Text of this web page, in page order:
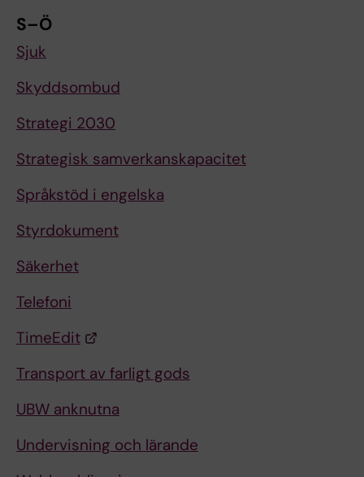
S–Ö
Sjuk
Skyddsombud
Strategi 2030
Strategisk samverkanskapacitet
Språkstöd i engelska
Styrdokument
Säkerhet
Telefoni
TimeEdit
Transport av farligt gods
UBW anknutna
Undervisning och lärande